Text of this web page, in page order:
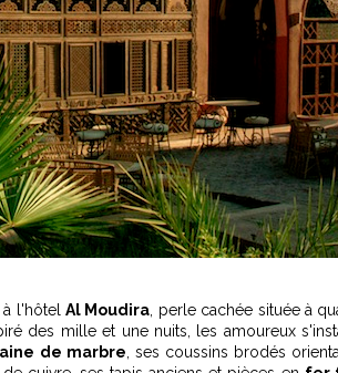
à l'hôtelAl Moudira , perle cachée située à
des mille et une nuits, les amoureux
de marbre , ses coussins brodés